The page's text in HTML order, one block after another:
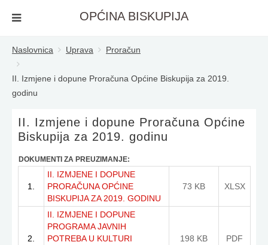
OPĆINA BISKUPIJA
Naslovnica Uprava Proračun
II. Izmjene i dopune Proračuna Općine Biskupija za 2019.
godinu
II. Izmjene i dopune Proračuna Općine
Biskupija za 2019. godinu
DOKUMENTI ZA PREUZIMANJE:
1.
II. IZMJENE I DOPUNE
PRORAČUNA OPĆINE
BISKUPIJA ZA 2019. GODINU
73 KB XLSX
2.
II. IZMJENE I DOPUNE
PROGRAMA JAVNIH
POTREBA U KULTURI
198 KB PDF